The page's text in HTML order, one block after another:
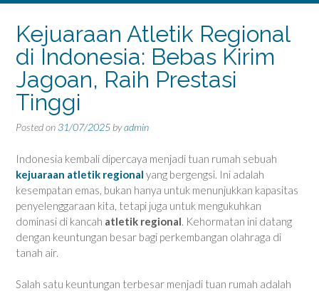
Kejuaraan Atletik Regional
di Indonesia: Bebas Kirim
Jagoan, Raih Prestasi
Tinggi
Posted on 31/07/2025 byadmin
Indonesia kembali dipercaya menjadi tuan rumah sebuah
kejuaraan atletik regional yang bergengsi. Ini adalah
kesempatan emas, bukan hanya untuk menunjukkan kapasitas
penyelenggaraan kita, tetapi juga untuk mengukuhkan
dominasi di kancah atletik regional . Kehormatan ini datang
dengan keuntungan besar bagi perkembangan olahraga di
tanah air.
Salah satu keuntungan terbesar menjadi tuan rumah adalah